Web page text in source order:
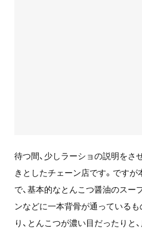
待つ間、少しラーショの説明をさ
きとしたチェーン店です。です
で、基本的なとんこつ醤油のスー
ンなどに一本背骨が通っている
り、とんこつが濃い目だったりと